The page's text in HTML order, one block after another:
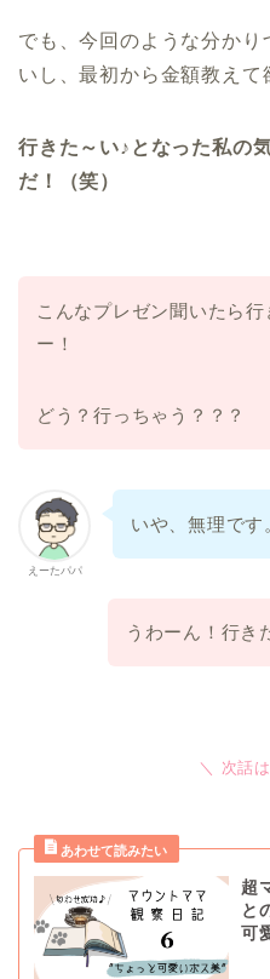
でも、今回のような分か
いし、最初から金額教えて
行きた～い♪となった私の
だ！（笑）
こんなプレゼン聞いたら
ー！
どう？行っちゃう？？？
えーたパパ
いや、無理です
うわーん！行き
＼ 次話
超
と
可